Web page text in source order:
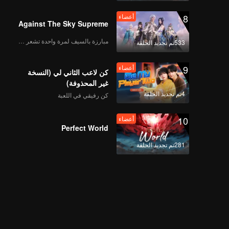
8
533تم تجديد الحلقة
أعضاء
Against The Sky Supreme
9
4تم تجديد الحلقة
أعضاء
كن لاعب الثاني لي (النسخة
غير المحذوفة)
كن رفيقي في اللعبة
10
281تم تجديد الحلقة
أعضاء
Perfect World